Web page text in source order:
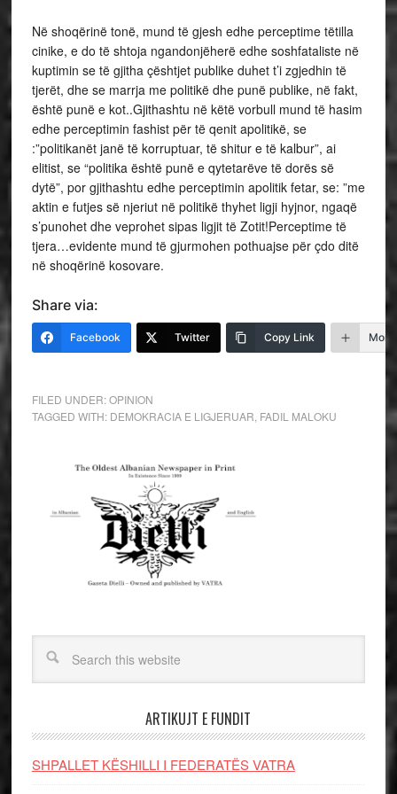
Në shoqërinë tonë, mund të gjesh edhe perceptime tëtilla
cinike, e do të shtoja ngandonjëherë edhe soshfataliste në
kuptimin se të gjitha çështjet publike duhet t’i zgjedhin të
tjerët, dhe se marrja me politikë dhe punë publike, në fakt,
është punë e kot..Gjithashtu në këtë vorbull mund të hasim
edhe perceptimin fashist për të qenit apolitikë, se
:”politikanët janë të korruptuar, të shitur e të kalbur”, ai
elitist, se “politika është punë e qytetarëve të dorës së
dytë”, por gjithashtu edhe perceptimin apolitik fetar, se: ”me
aktin e futjes së njeriut në politikë thyhet ligji hyjnor, ngaqë
s’punohet dhe veprohet sipas ligjit të Zotit!Perceptime të
tjera…evidente mund të gjurmohen pothuajse për çdo ditë
në shoqërinë kosovare.
Share via:
Facebook Twitter Copy Link More
FILED UNDER:OPINION
TAGGED WITH: DEMOKRACIA E LIGJERUAR FADIL MALOKU
ARTIKUJT E FUNDIT
SHPALLET KËSHILLI I FEDERATËS VATRA